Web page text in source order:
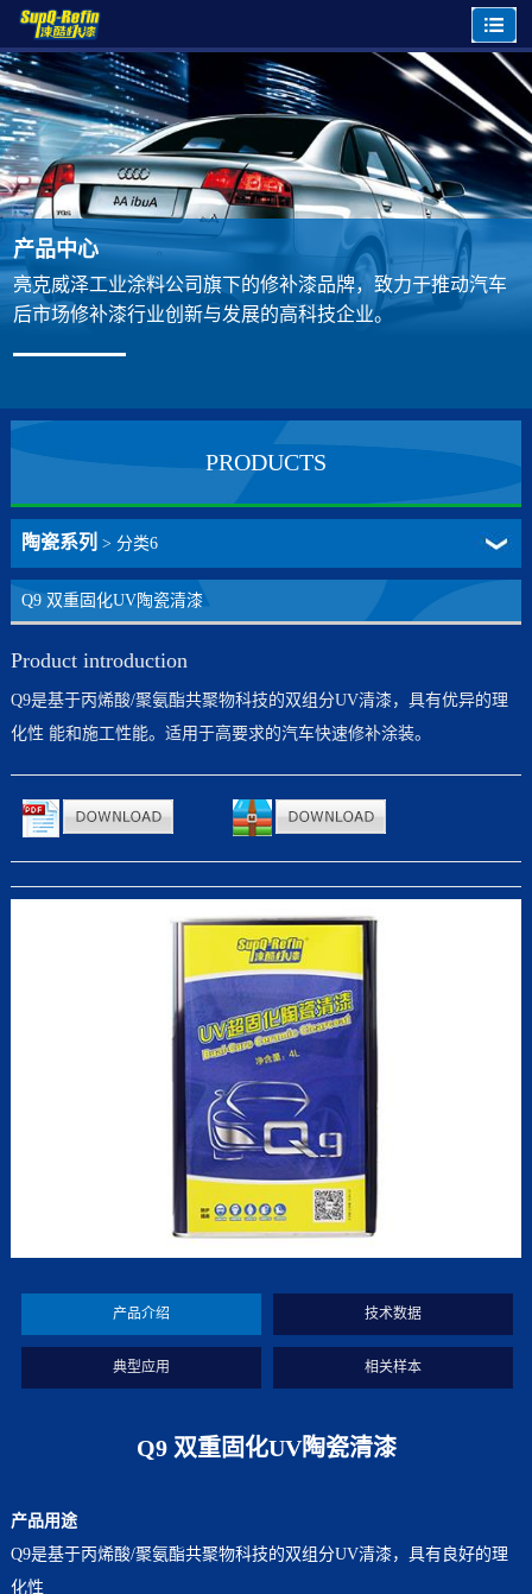
产品中心
亮克威泽工业涂料公司旗下的修补漆品牌，致力于推动汽车
后市场修补漆行业创新与发展的高科技企业。
PRODUCTS
陶瓷系列 > 分类6
Q9 双重固化UV陶瓷清漆
Product introduction
Q9是基于丙烯酸/聚氨酯共聚物科技的双组分UV清漆，具有优异的理
化性 能和施工性能。适用于高要求的汽车快速修补涂装。
产品介绍 技术数据
典型应用 相关样本
Q9 双重固化UV陶瓷清漆
产品用途
Q9是基于丙烯酸/聚氨酯共聚物科技的双组分UV清漆，具有良好的理
化性